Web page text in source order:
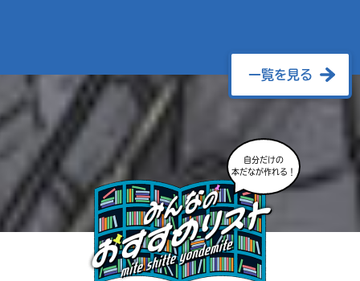
一覧を見る
自分だけの
本だなが作れる！